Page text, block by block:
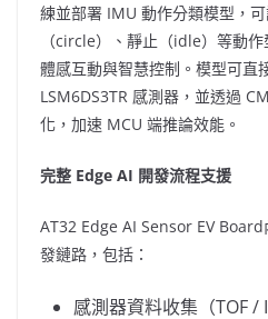
練並部署 IMU 動作分類模型，
（circle）、靜止（idle）等動
體感互動與智慧控制。模型可直
LSM6DS3TR 感測器，並透過
化，加速 MCU 端推論效能。
完整 Edge AI 開發流程支援
AT32 Edge AI Sensor EV
發鏈路，包括：
感測器資料收集（TOF /